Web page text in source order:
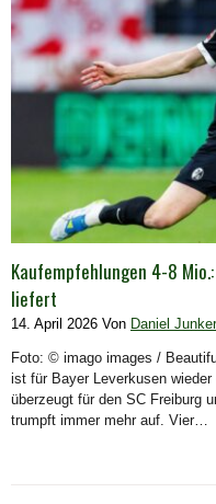
Kaufempfehlungen 4-8
liefert
14. April 2026 Von Daniel Junker
Foto: © imago images /
ist für Bayer Leverkusen
überzeugt für den SC Freiburg
trumpft immer mehr auf. Vier…